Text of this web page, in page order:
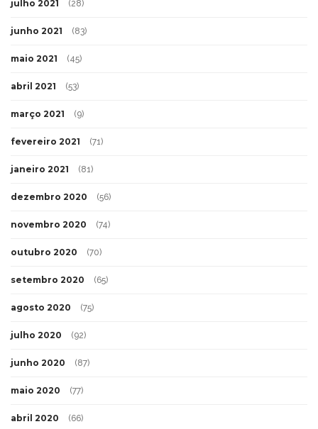
julho 2021 (28)
junho 2021 (83)
maio 2021 (45)
abril 2021 (53)
março 2021 (9)
fevereiro 2021 (71)
janeiro 2021 (81)
dezembro 2020 (56)
novembro 2020 (74)
outubro 2020 (70)
setembro 2020 (65)
agosto 2020 (75)
julho 2020 (92)
junho 2020 (87)
maio 2020 (77)
abril 2020 (66)